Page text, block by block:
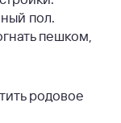
пол.
пешком,
родовое